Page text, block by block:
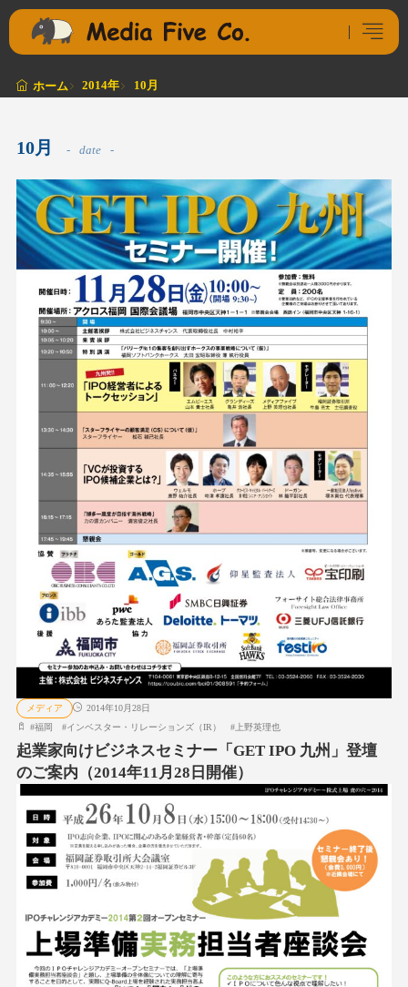
ホーム 2014年 10月
10月 date
メディア
2014年10月28日
#福岡 #インベスター・リレーションズ（IR） #上野英理也
起業家向けビジネスセミナー「GET IPO 九州」登壇
のご案内（2014年11月28日開催）